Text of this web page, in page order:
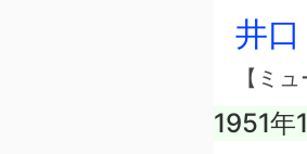
井
【ミ
1951年